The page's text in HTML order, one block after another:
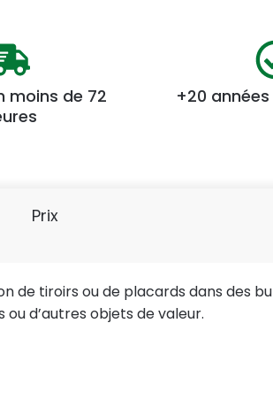
moins de 72
+20
Prix
de tiroirs ou de placards dans des
d’autres objets de valeur.